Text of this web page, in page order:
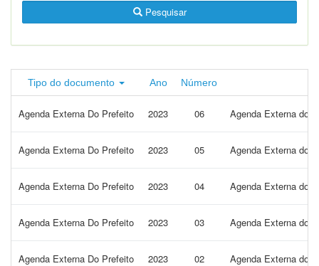
Pesquisar
Tipo do documento Ano Número
Agenda Externa Do Prefeito 2023 06 Agenda Externa do
Agenda Externa Do Prefeito 2023 05 Agenda Externa do
Agenda Externa Do Prefeito 2023 04 Agenda Externa do
Agenda Externa Do Prefeito 2023 03 Agenda Externa do
Agenda Externa Do Prefeito 2023 02 Agenda Externa do